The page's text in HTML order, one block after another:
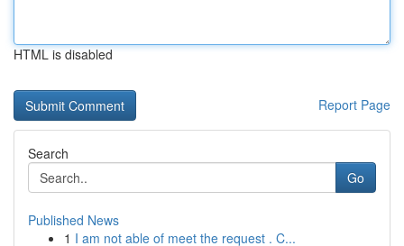
HTML is disabled
Report Page
Search
Go
Published News
1 I am not able of meet the request . C...